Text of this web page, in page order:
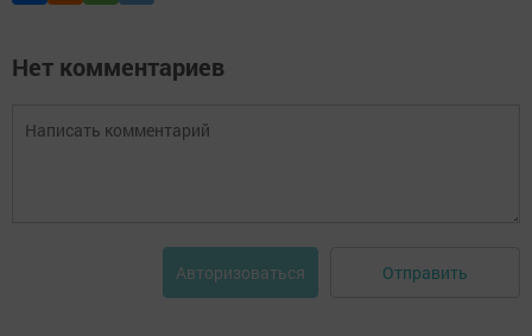
Нет комментариев
Авторизоваться Отправить